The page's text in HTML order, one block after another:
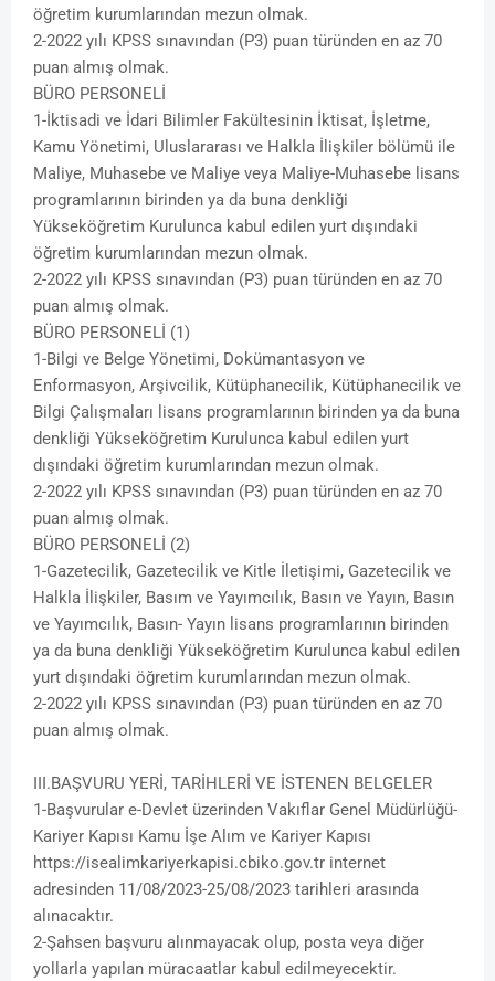
öğretim kurumlarından mezun olmak.
2-2022 yılı KPSS sınavından (P3) puan türünden en az 70
puan almış olmak.
BÜRO PERSONELİ
1-İktisadi ve İdari Bilimler Fakültesinin İktisat, İşletme,
Kamu Yönetimi, Uluslararası ve Halkla İlişkiler bölümü ile
Maliye, Muhasebe ve Maliye veya Maliye-Muhasebe lisans
programlarının birinden ya da buna denkliği
Yükseköğretim Kurulunca kabul edilen yurt dışındaki
öğretim kurumlarından mezun olmak.
2-2022 yılı KPSS sınavından (P3) puan türünden en az 70
puan almış olmak.
BÜRO PERSONELİ (1)
1-Bilgi ve Belge Yönetimi, Dokümantasyon ve
Enformasyon, Arşivcilik, Kütüphanecilik, Kütüphanecilik ve
Bilgi Çalışmaları lisans programlarının birinden ya da buna
denkliği Yükseköğretim Kurulunca kabul edilen yurt
dışındaki öğretim kurumlarından mezun olmak.
2-2022 yılı KPSS sınavından (P3) puan türünden en az 70
puan almış olmak.
BÜRO PERSONELİ (2)
1-Gazetecilik, Gazetecilik ve Kitle İletişimi, Gazetecilik ve
Halkla İlişkiler, Basım ve Yayımcılık, Basın ve Yayın, Basın
ve Yayımcılık, Basın- Yayın lisans programlarının birinden
ya da buna denkliği Yükseköğretim Kurulunca kabul edilen
yurt dışındaki öğretim kurumlarından mezun olmak.
2-2022 yılı KPSS sınavından (P3) puan türünden en az 70
puan almış olmak.
III.BAŞVURU YERİ, TARİHLERİ VE İSTENEN BELGELER
1-Başvurular e-Devlet üzerinden Vakıflar Genel Müdürlüğü-
Kariyer Kapısı Kamu İşe Alım ve Kariyer Kapısı
https://isealimkariyerkapisi.cbiko.gov.tr internet
adresinden 11/08/2023-25/08/2023 tarihleri arasında
alınacaktır.
2-Şahsen başvuru alınmayacak olup, posta veya diğer
yollarla yapılan müracaatlar kabul edilmeyecektir.